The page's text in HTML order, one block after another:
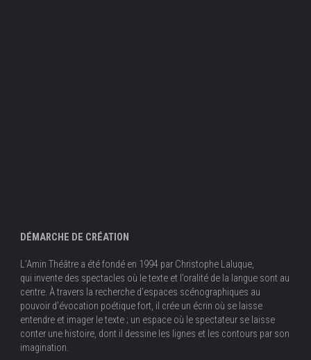
DÉMARCHE DE CRÉATION
L’Amin Théâtre a été fondé en 1994 par Christophe Laluque,
qui invente des spectacles où le texte et l’oralité de la langue sont au
centre. À travers la recherche d’espaces scénographiques au
pouvoir d’évocation poétique fort, il crée un écrin où se laisse
entendre et imager le texte ; un espace où le spectateur se laisse
conter une histoire, dont il dessine les lignes et les contours par son
imagination.